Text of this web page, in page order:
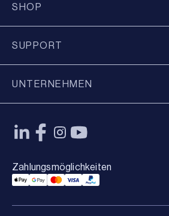
SHOP
SUPPORT
UNTERNEHMEN
Zahlungsmöglichkeiten
Applepay Payment
Googlepay Payment
Mastercard Payment
Visa Payment
Paypal Payment